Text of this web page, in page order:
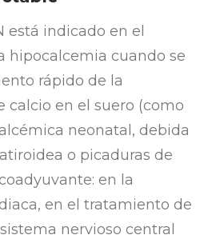
está indicado en el
hipocalcemia cuando se
rápido de la
calcio en el suero (como
neonatal, debida
o picaduras de
en la
en el tratamiento de
nervioso central